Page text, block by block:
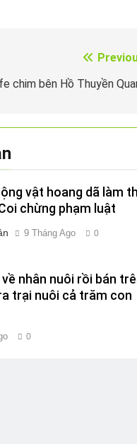
chim bên Hồ Thuyền
vật hoang dã làm
chừng phạm luật
9 Tháng Ago 0
nhân nuôi rồi bán
trại nuôi cả trăm con
0